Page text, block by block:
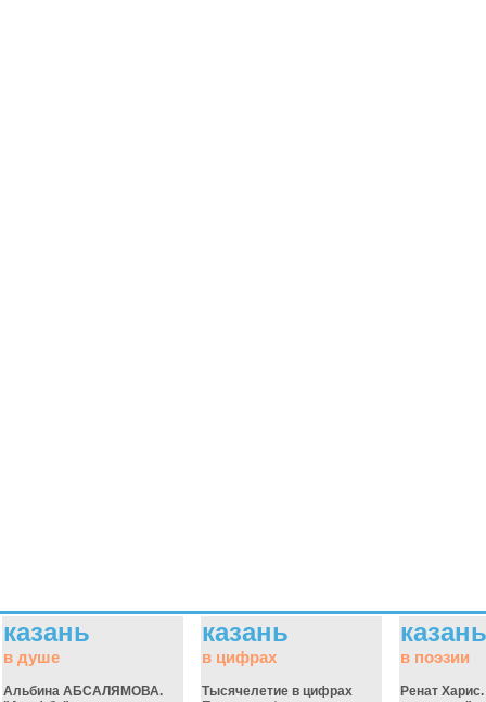
казань
в душе
Альбина АБСАЛЯМОВА.
казань
в цифрах
Тысячелетие в цифрах
казань
в поэзии
Ренат